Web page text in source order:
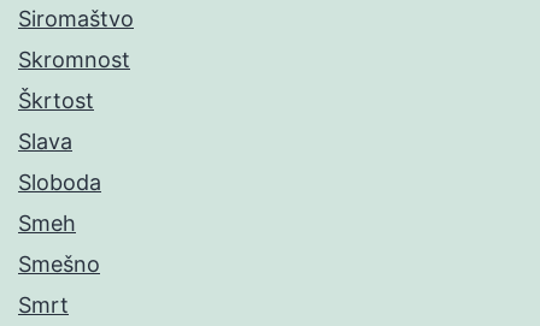
Siromaštvo
Skromnost
Škrtost
Slava
Sloboda
Smeh
Smešno
Smrt